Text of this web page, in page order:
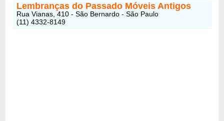
Lembranças do Passado Móveis Antigos
Rua Vianas, 410 - São Bernardo - São Paulo
(11) 4332-8149